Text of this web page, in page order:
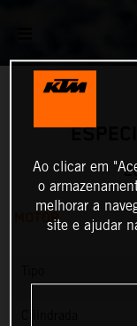
MOTOR
Ao clicar em
o
melhorar a
site e ajudar